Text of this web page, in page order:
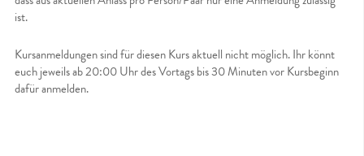
ist.
Kursanmeldungen sind für diesen Kurs aktuell nicht möglich. Ihr könnt
euch jeweils ab 20:00 Uhr des Vortags bis 30 Minuten vor Kursbeginn
dafür anmelden.